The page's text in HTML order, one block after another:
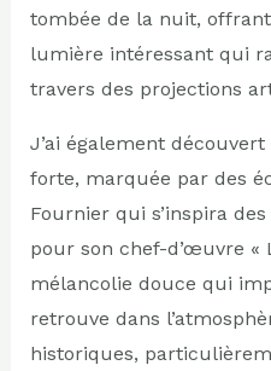
tombée de la nuit,
lumière intéressant qui
travers des projections
J’ai également
forte, marquée par des
Fournier qui s’inspira
pour son chef-d’œuvre «
mélancolie douce qui
retrouve dans
historiques,